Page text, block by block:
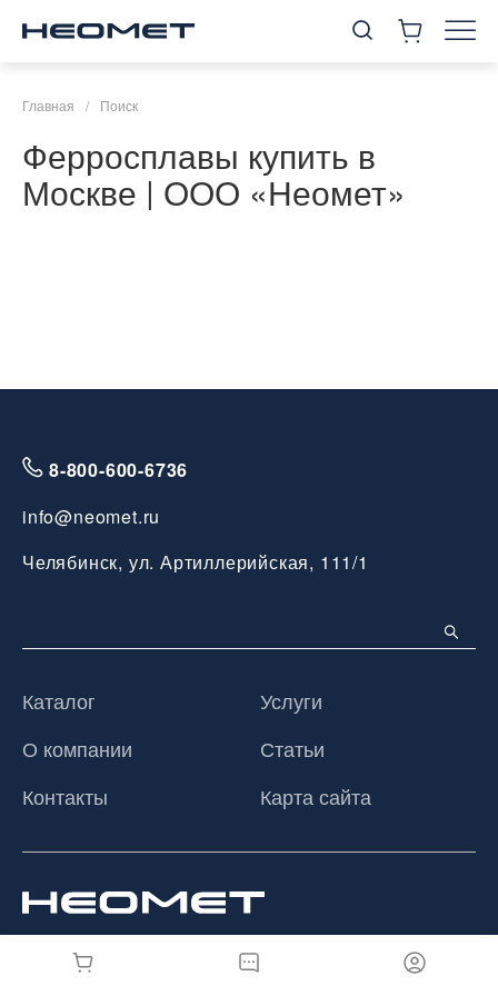
Главная / Поиск
Ферросплавы купить в
Москве | ООО «Неомет»
8-800-600-6736
info@neomet.ru
Челябинск, ул. Артиллерийская, 111/1
Каталог
Услуги
О компании
Статьи
Контакты
Карта сайта
© 2026 ООО «Неомет», Все права защищены